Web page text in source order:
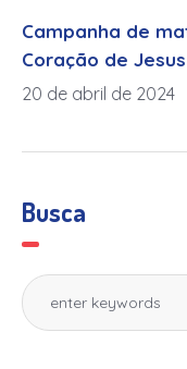
Campanha de
Coração de
20 de abril de 2024
Busca